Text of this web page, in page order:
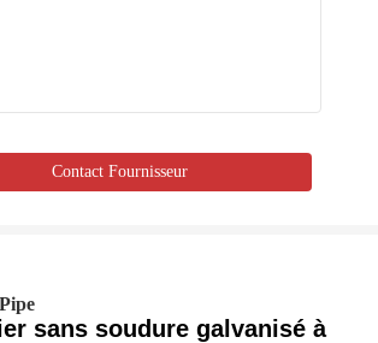
Contact Fournisseur
sans soudure galvanisé à